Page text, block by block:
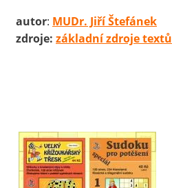
autor: MUDr. Jiří Štefánek
zdroje: základní zdroje textů